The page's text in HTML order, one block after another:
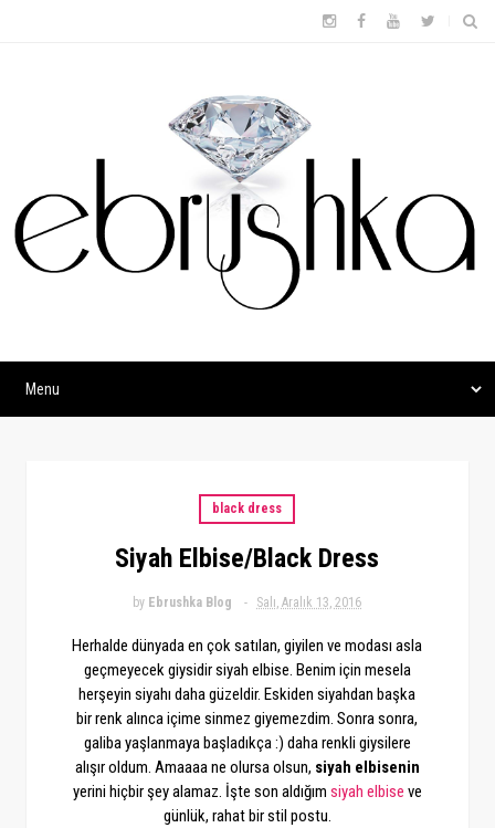
black dress
Siyah Elbise/Black Dress
by Ebrushka Blog Salı, Aralık 13, 2016
Herhalde dünyada en çok satılan, giyilen ve modası asla
geçmeyecek giysidir siyah elbise. Benim için mesela
herşeyin siyahı daha güzeldir. Eskiden siyahdan başka
bir renk alınca içime sinmez giyemezdim. Sonra sonra,
galiba yaşlanmaya başladıkça :) daha renkli giysilere
alışır oldum. Amaaaa ne olursa olsun, siyah elbisenin
yerini hiçbir şey alamaz. İşte son aldığım siyah elbise ve
günlük, rahat bir stil postu.